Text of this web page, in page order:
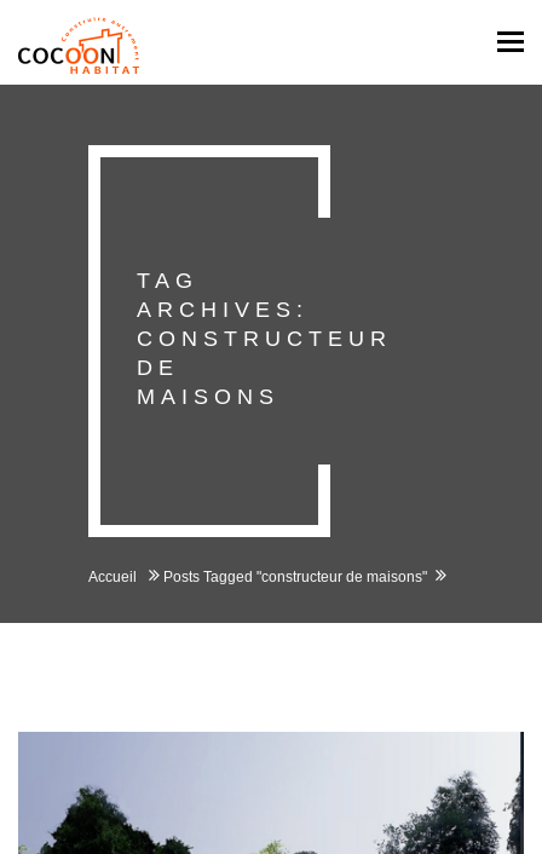
TAG
ARCHIVES:
CONSTRUCTEUR
DE
MAISONS
Accueil Posts Tagged "constructeur de maisons"